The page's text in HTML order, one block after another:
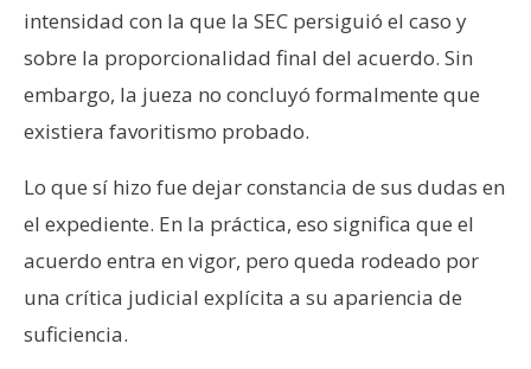
intensidad con la que la SEC persiguió el caso y
sobre la proporcionalidad final del acuerdo. Sin
embargo, la jueza no concluyó formalmente que
existiera favoritismo probado.
Lo que sí hizo fue dejar constancia de sus dudas en
el expediente. En la práctica, eso significa que el
acuerdo entra en vigor, pero queda rodeado por
una crítica judicial explícita a su apariencia de
suficiencia.